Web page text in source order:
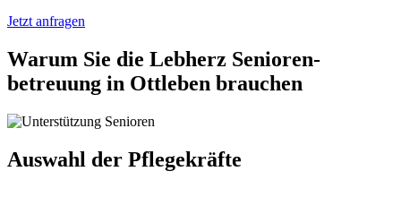
Jetzt anfragen
Warum Sie die Lebherz Senioren­
betreuung in Ottleben brauchen
Auswahl der Pflegekräfte